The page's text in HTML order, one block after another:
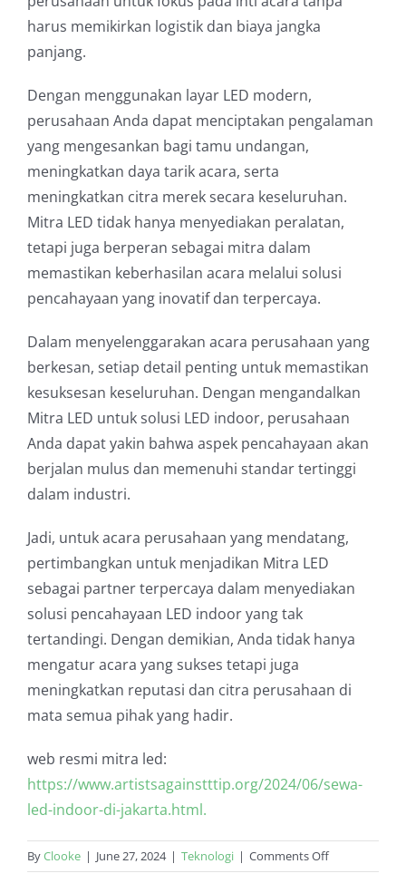
harus memikirkan logistik dan biaya jangka
panjang.
Dengan menggunakan layar LED modern,
perusahaan Anda dapat menciptakan pengalaman
yang mengesankan bagi tamu undangan,
meningkatkan daya tarik acara, serta
meningkatkan citra merek secara keseluruhan.
Mitra LED tidak hanya menyediakan peralatan,
tetapi juga berperan sebagai mitra dalam
memastikan keberhasilan acara melalui solusi
pencahayaan yang inovatif dan terpercaya.
Dalam menyelenggarakan acara perusahaan yang
berkesan, setiap detail penting untuk memastikan
kesuksesan keseluruhan. Dengan mengandalkan
Mitra LED untuk solusi LED indoor, perusahaan
Anda dapat yakin bahwa aspek pencahayaan akan
berjalan mulus dan memenuhi standar tertinggi
dalam industri.
Jadi, untuk acara perusahaan yang mendatang,
pertimbangkan untuk menjadikan Mitra LED
sebagai partner terpercaya dalam menyediakan
solusi pencahayaan LED indoor yang tak
tertandingi. Dengan demikian, Anda tidak hanya
mengatur acara yang sukses tetapi juga
meningkatkan reputasi dan citra perusahaan di
mata semua pihak yang hadir.
web resmi mitra led:
https://www.artistsagainstttip.org/2024/06/sewa-
led-indoor-di-jakarta.html.
ByClooke | June 27, 2024 | Teknologi | Comments Offon
Sewa